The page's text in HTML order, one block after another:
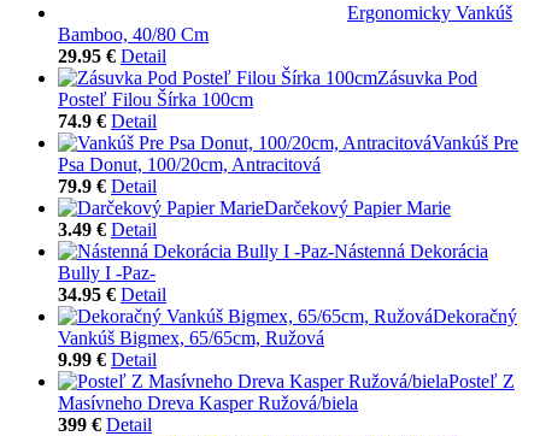
Ergonomicky Vankúš
Bamboo, 40/80 Cm
29.95 € Detail
Zásuvka Pod
Posteľ Filou Šírka 100cm
74.9 € Detail
Vankúš Pre
Psa Donut, 100/20cm, Antracitová
79.9 € Detail
Darčekový Papier Marie
3.49 € Detail
Nástenná Dekorácia
Bully I -Paz-
34.95 € Detail
Dekoračný
Vankúš Bigmex, 65/65cm, Ružová
9.99 € Detail
Posteľ Z
Masívneho Dreva Kasper Ružová/biela
399 € Detail